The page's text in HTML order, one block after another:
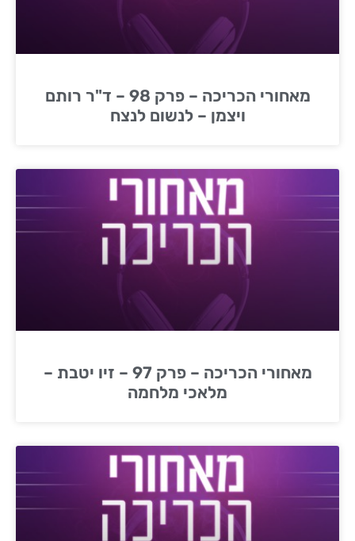
מאחורי הכריכה – פרק 98 – ד"ר רותם
ויצמן – לנשום לנצח
מאחורי הכריכה – פרק 97 – זיו יטבת –
מלאכי מלחמה